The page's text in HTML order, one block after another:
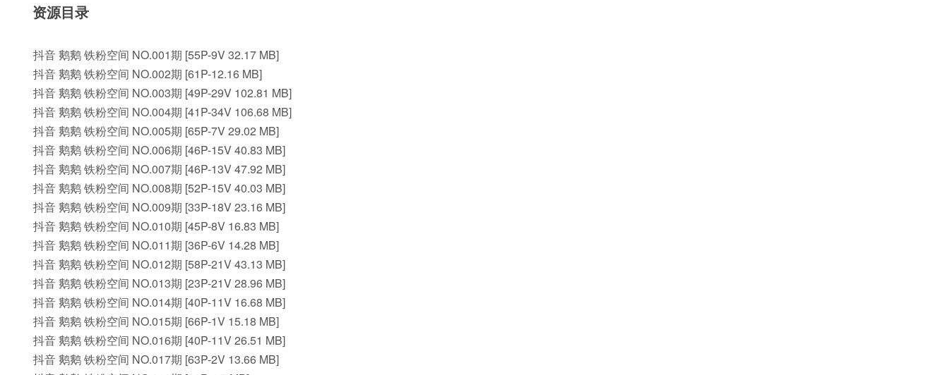
资源目录
抖音 鹅鹅 铁粉空间 NO.001期 [55P-9V 32.17 MB]
抖音 鹅鹅 铁粉空间 NO.002期 [61P-12.16 MB]
抖音 鹅鹅 铁粉空间 NO.003期 [49P-29V 102.81 MB]
抖音 鹅鹅 铁粉空间 NO.004期 [41P-34V 106.68 MB]
抖音 鹅鹅 铁粉空间 NO.005期 [65P-7V 29.02 MB]
抖音 鹅鹅 铁粉空间 NO.006期 [46P-15V 40.83 MB]
抖音 鹅鹅 铁粉空间 NO.007期 [46P-13V 47.92 MB]
抖音 鹅鹅 铁粉空间 NO.008期 [52P-15V 40.03 MB]
抖音 鹅鹅 铁粉空间 NO.009期 [33P-18V 23.16 MB]
抖音 鹅鹅 铁粉空间 NO.010期 [45P-8V 16.83 MB]
抖音 鹅鹅 铁粉空间 NO.011期 [36P-6V 14.28 MB]
抖音 鹅鹅 铁粉空间 NO.012期 [58P-21V 43.13 MB]
抖音 鹅鹅 铁粉空间 NO.013期 [23P-21V 28.96 MB]
抖音 鹅鹅 铁粉空间 NO.014期 [40P-11V 16.68 MB]
抖音 鹅鹅 铁粉空间 NO.015期 [66P-1V 15.18 MB]
抖音 鹅鹅 铁粉空间 NO.016期 [40P-11V 26.51 MB]
抖音 鹅鹅 铁粉空间 NO.017期 [63P-2V 13.66 MB]